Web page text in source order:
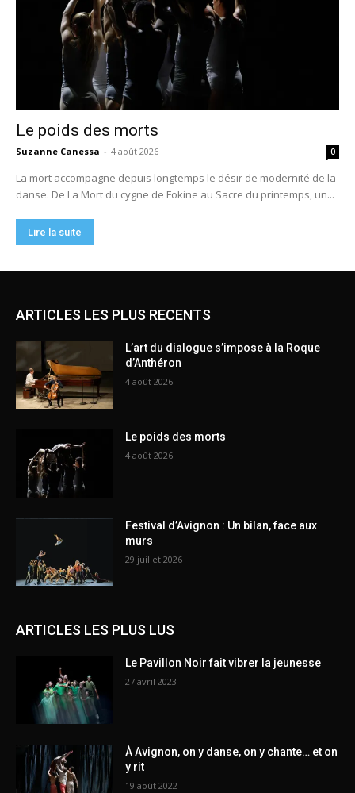
ARTICLES LES PLUS RECENTS
L’art du dialogue s’impose à la Roque
d’Anthéron
4 août 2026
Le poids des morts
4 août 2026
Festival d’Avignon : Un bilan, face aux
murs
29 juillet 2026
ARTICLES LES PLUS LUS
Le Pavillon Noir fait vibrer la jeunesse
27 avril 2023
À Avignon, on y danse, on y chante… et on
y rit
19 août 2022